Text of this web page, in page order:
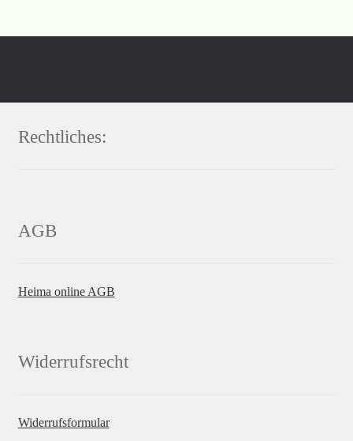
Rechtliches:
AGB
Heima online AGB
Widerrufsrecht
Widerrufsformular